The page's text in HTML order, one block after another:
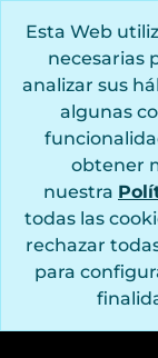
Esta Web
necesarias
analizar sus
algunas
obtener
nuestra
todas las
rechazar
para